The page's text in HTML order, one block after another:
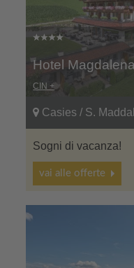
Hotel
CIN +
Casies / S.
Sogni di vacanza!
vai alle offerte